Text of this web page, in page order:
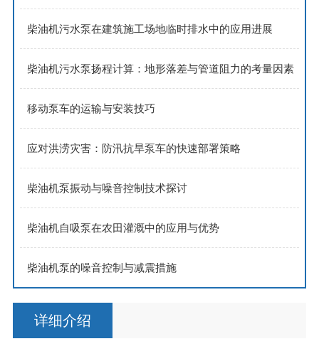
柴油机污水泵在建筑施工场地临时排水中的应用进展
柴油机污水泵扬程计算：地形落差与管道阻力的考量因素
移动泵车的运输与安装技巧
应对洪涝灾害：防汛抗旱泵车的快速部署策略
柴油机泵振动与噪音控制技术探讨
柴油机自吸泵在农田灌溉中的应用与优势
柴油机泵的噪音控制与减震措施
详细介绍